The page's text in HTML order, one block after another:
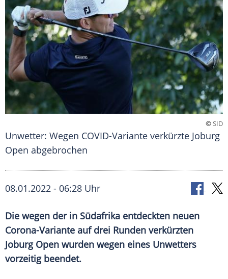
©SID
Unwetter: Wegen COVID-Variante verkürzte Joburg
Open abgebrochen
08.01.2022 - 06:28 Uhr
Die wegen der in Südafrika entdeckten neuen
Corona-Variante auf drei Runden verkürzten
Joburg Open wurden wegen eines Unwetters
vorzeitig beendet.